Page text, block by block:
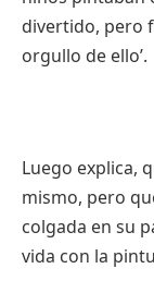
divertido, pero
orgullo de ello’.
Luego explica,
mismo, pero
colgada en su
vida con la